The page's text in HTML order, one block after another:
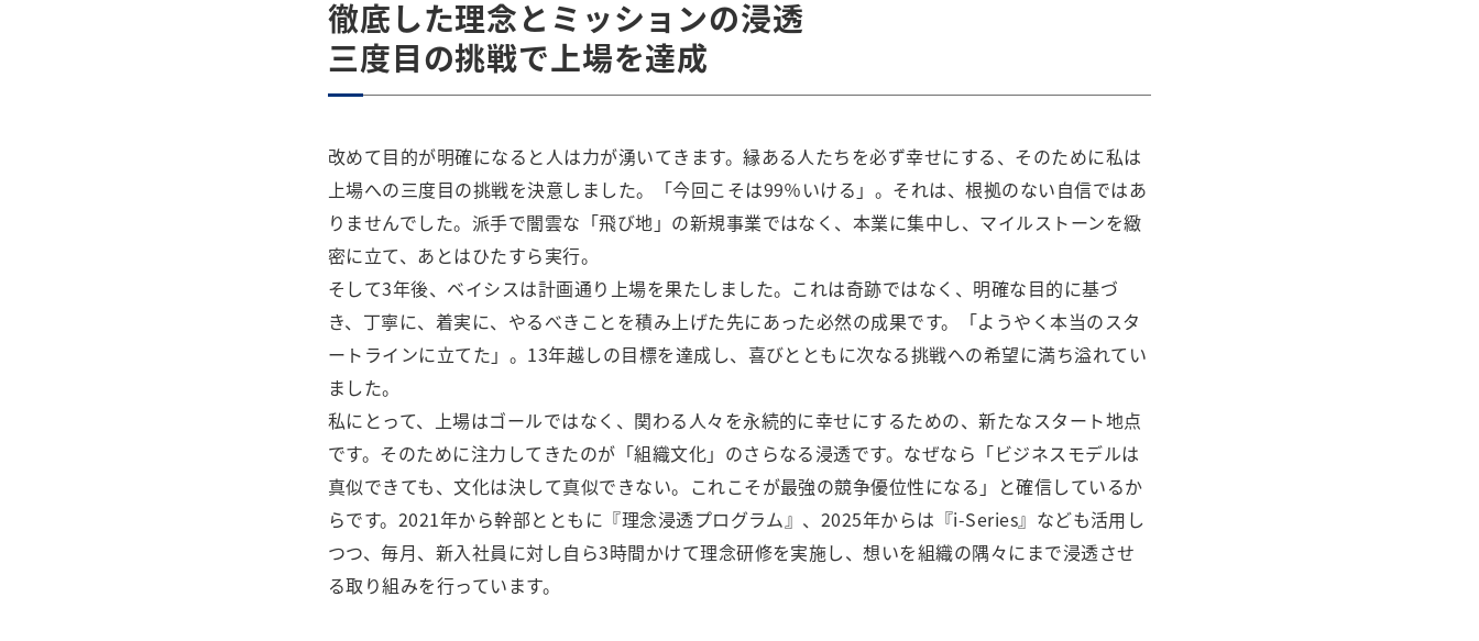
徹底した理念とミッションの浸透
三度目の挑戦で上場を達成
改めて目的が明確になると人は力が湧いてきます。縁ある人たちを必ず幸せにする、そのために私は
上場への三度目の挑戦を決意しました。「今回こそは99％いける」。それは、根拠のない自信ではあ
りませんでした。派手で闇雲な「飛び地」の新規事業ではなく、本業に集中し、マイルストーンを緻
密に立て、あとはひたすら実行。
そして3年後、ベイシスは計画通り上場を果たしました。これは奇跡ではなく、明確な目的に基づ
き、丁寧に、着実に、やるべきことを積み上げた先にあった必然の成果です。「ようやく本当のスタ
ートラインに立てた」。13年越しの目標を達成し、喜びとともに次なる挑戦への希望に満ち溢れてい
ました。
私にとって、上場はゴールではなく、関わる人々を永続的に幸せにするための、新たなスタート地点
です。そのために注力してきたのが「組織文化」のさらなる浸透です。なぜなら「ビジネスモデルは
真似できても、文化は決して真似できない。これこそが最強の競争優位性になる」と確信しているか
らです。2021年から幹部とともに『理念浸透プログラム』、2025年からは『i-Series』なども活用し
つつ、毎月、新入社員に対し自ら3時間かけて理念研修を実施し、想いを組織の隅々にまで浸透させ
る取り組みを行っています。